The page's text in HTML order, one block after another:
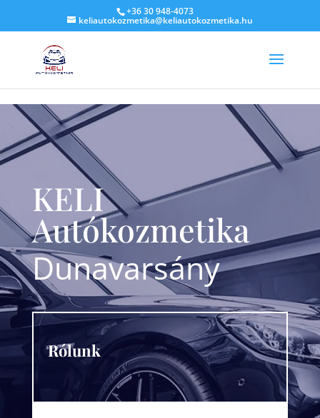
+36 30 948-4073
keliautokozmetika@keliautokozmetika.hu
KELI
Autókozmetika
Dunavarsány
Rólunk